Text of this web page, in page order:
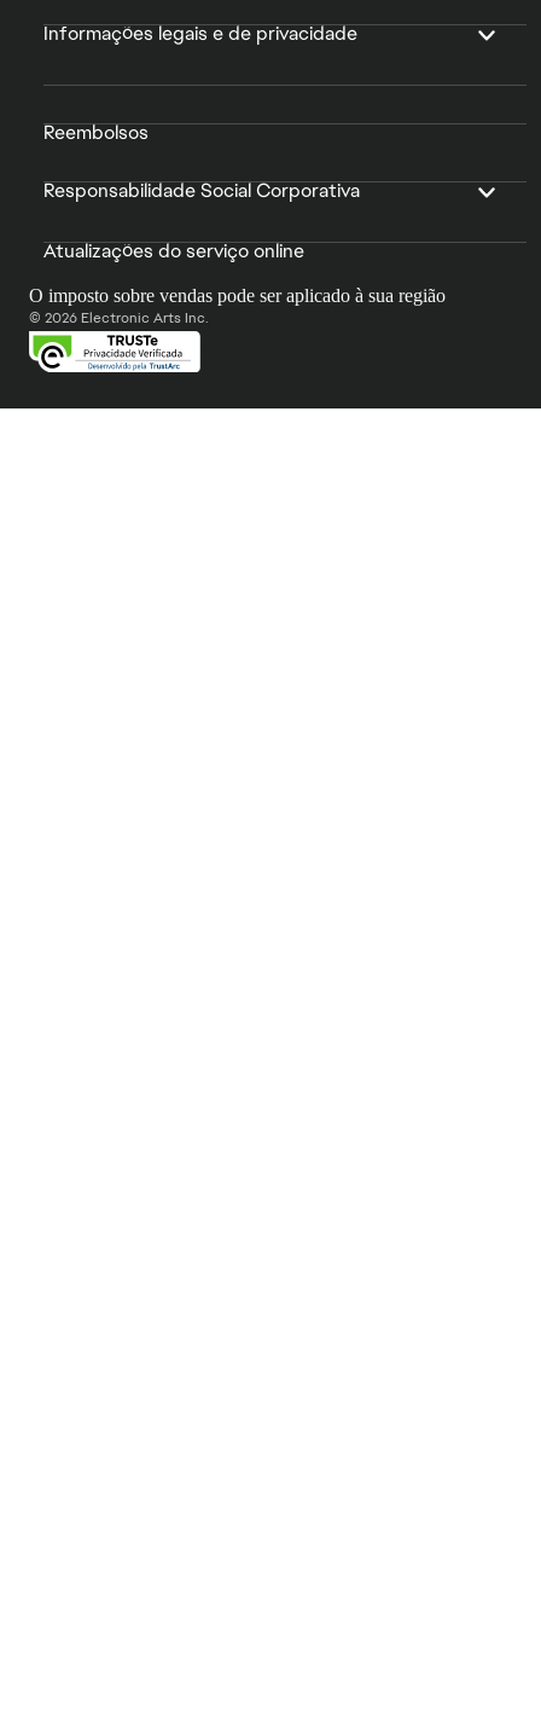
Informações legais e de privacidade
Reembolsos
Responsabilidade Social Corporativa
Atualizações do serviço online
O imposto sobre vendas pode ser aplicado à sua região
© 2026 Electronic Arts Inc.